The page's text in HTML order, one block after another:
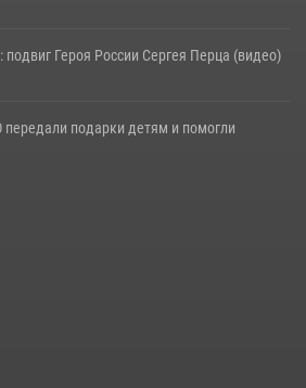
подвиг Героя России Сергея Перца (видео)
подарки детям и помогли